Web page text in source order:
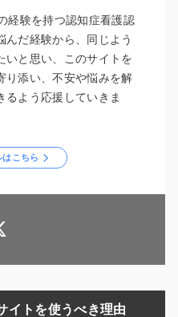
経験を持つ認知症看護認
んだ経験から、同じよう
いと思い、このサイトを
り添い、不安や悩みを解
るよう応援していきま
はこちら
イトを使うべき理由